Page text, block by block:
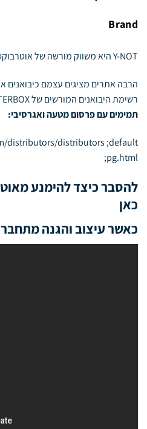
Brand
Y-NOTהיא משווק מורשה של
הרבה אתרים מציגים עצמם כיבואנים
רשימת היבואנים המורשים של OTTERBOX מהאתר שלהם ;
תמימים עם פרסום מטעה ואגרסיבי:
distributors/distributors ;default
;pg.html
להסבר כיצד להימנע
כאן
כאשר עיצוב והגנה